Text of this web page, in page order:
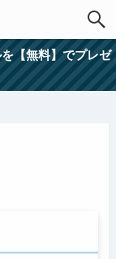
【無料】でプレゼ